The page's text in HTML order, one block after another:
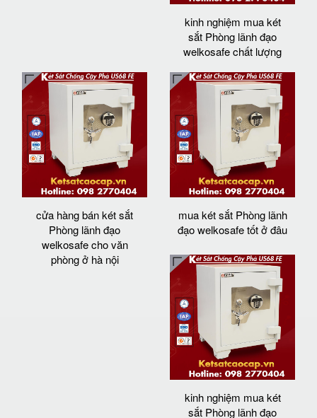
kinh nghiệm mua két
sắt Phòng lãnh đạo
welkosafe chất lượng
cửa hàng bán két sắt
Phòng lãnh đạo
welkosafe cho văn
phòng ở hà nội
mua két sắt Phòng lãnh
đạo welkosafe tốt ở đâu
kinh nghiệm mua két
sắt Phòng lãnh đạo